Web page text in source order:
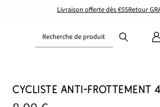
Livraison offerte dès €55Retour
Recherche de produit
CYCLISTE ANTI-FROTTEMENT